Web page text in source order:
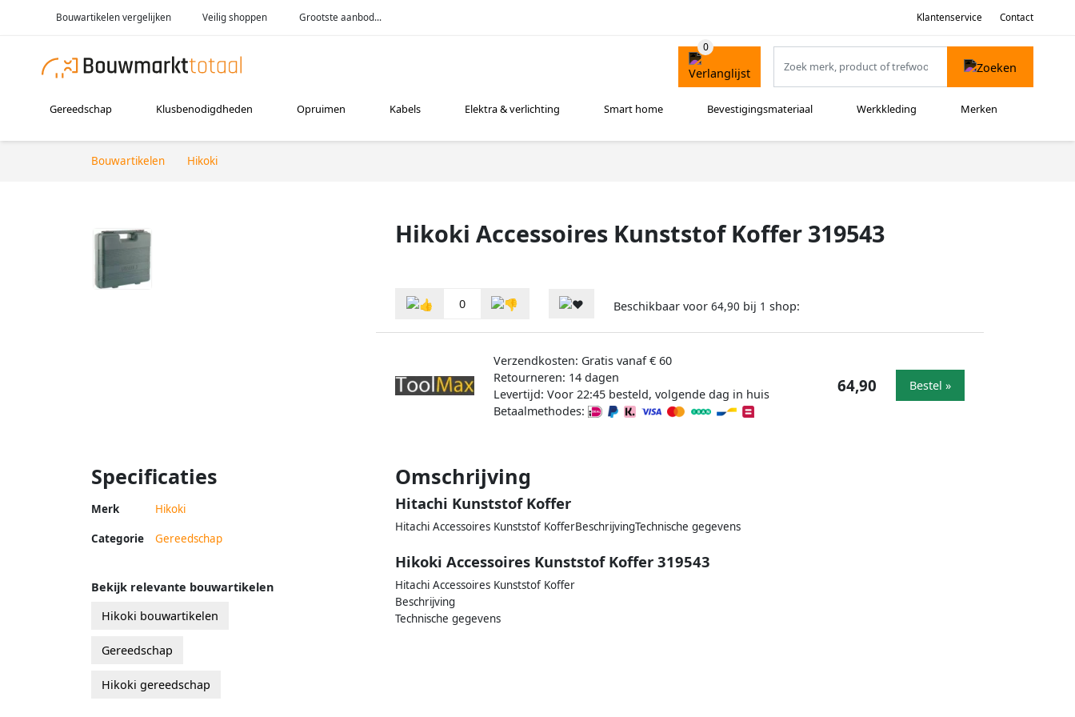
Bouwartikelen vergelijken Veilig shoppen Grootste aanbod... Klantenservice Contact
Gereedschap Klusbenodigdheden Opruimen Kabels Elektra & verlichting Smart home Bevestigingsmateriaal Werkkleding Merken
Bouwartikelen Hikoki
Hikoki Accessoires Kunststof Koffer 319543
0 Beschikbaar voor 64,90 bij 1 shop:
Verzendkosten: Gratis vanaf € 60
Retourneren: 14 dagen
Levertijd: Voor 22:45 besteld, volgende dag in huis
Betaalmethodes:
64,90 Bestel »
Specificaties
Merk Hikoki
Categorie Gereedschap
Omschrijving
Hitachi Kunststof Koffer
Hitachi Accessoires Kunststof KofferBeschrijvingTechnische gegevens
Hikoki Accessoires Kunststof Koffer 319543
Hitachi Accessoires Kunststof Koffer
Beschrijving
Technische gegevens
Bekijk relevante bouwartikelen
Hikoki bouwartikelen
Gereedschap
Hikoki gereedschap